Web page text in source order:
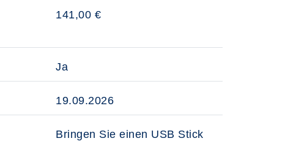
141,00 €
Ja
19.09.2026
Bringen Sie einen USB Stick